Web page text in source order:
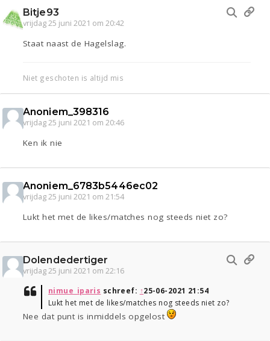
Bitje93
vrijdag 25 juni 2021 om 20:42
Staat naast de Hagelslag.
Niet geschoten is altijd mis
Anoniem_398316
vrijdag 25 juni 2021 om 20:46
Ken ik nie
Anoniem_6783b5446ec02
vrijdag 25 juni 2021 om 21:54
Lukt het met de likes/matches nog steeds niet zo?
Dolendedertiger
vrijdag 25 juni 2021 om 22:16
nimue_iparis schreef: ↑25-06-2021 21:54
Lukt het met de likes/matches nog steeds niet zo?
Nee dat punt is inmiddels opgelost